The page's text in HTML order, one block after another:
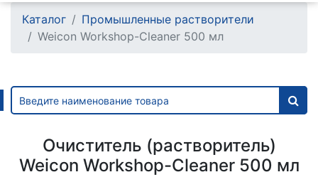
Каталог
Промышленные растворители
Weicon Workshop-Cleaner 500 мл
Очиститель (растворитель)
Weicon Workshop-Cleaner 500 мл